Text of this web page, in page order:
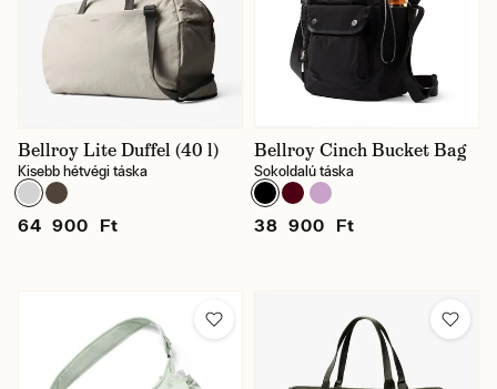
Bellroy Lite Duffel (40 l)
Kisebb hétvégi táska
64 900 Ft
Bellroy Cinch Bucket Bag
Sokoldalú táska
38 900 Ft